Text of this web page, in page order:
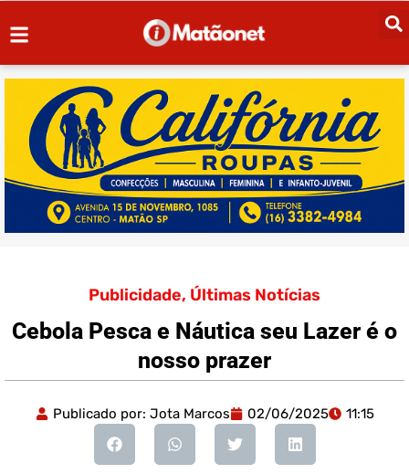
Publicidade, Últimas Notícias
Cebola Pesca e Náutica seu Lazer é o
nosso prazer
Publicado por: Jota Marcos 02/06/2025 11:15